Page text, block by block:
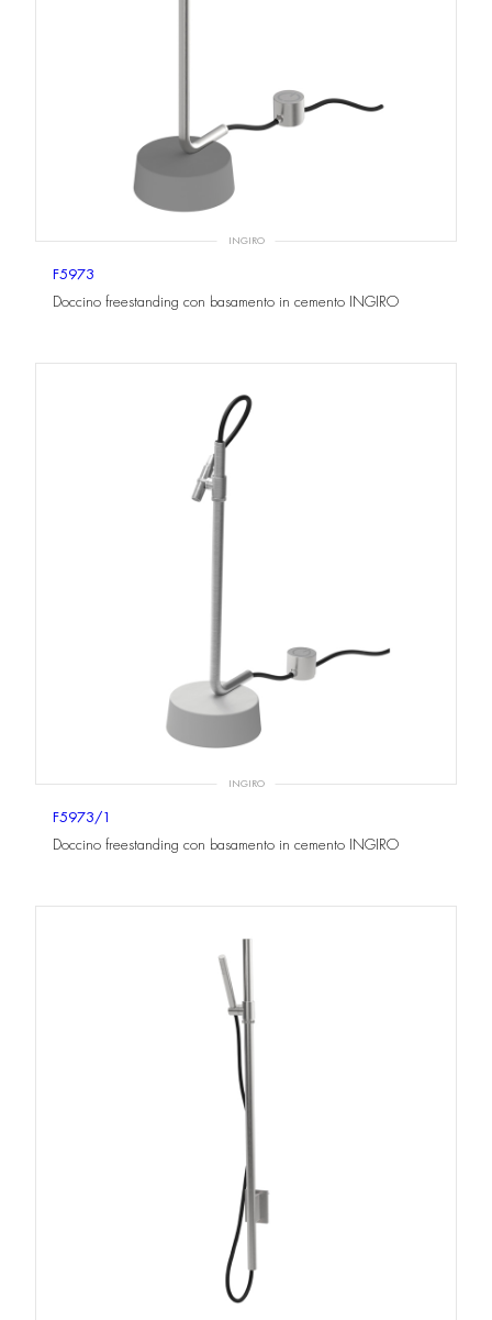
INGIRO
F5973
Doccino freestanding con basamento in cemento INGIRO
INGIRO
F5973/1
Doccino freestanding con basamento in cemento INGIRO